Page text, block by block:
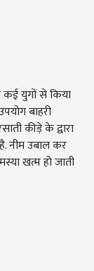
कई युगों से किया
बाहरी
कीड़े के द्वारा
नीम उबाल कर
खत्म हो जाती